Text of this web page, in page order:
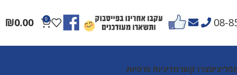
08-
0
₪0.00
צרו קשרמדיניות פרטיות